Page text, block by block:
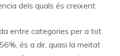
dels quals és creixent.
entre categories per a tot
és a dir, quasi la meitat